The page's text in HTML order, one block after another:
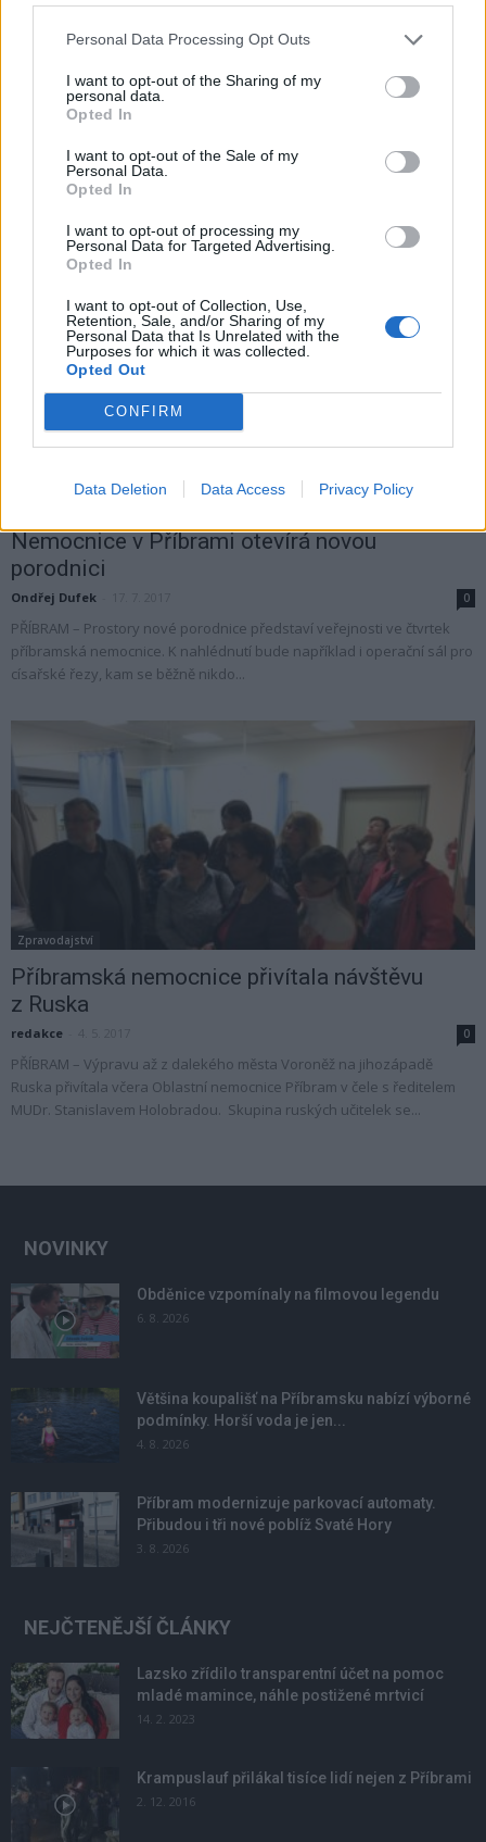
Personal Data Processing Opt Outs
I want to opt-out of the Sharing of my
personal data.
Opted In
I want to opt-out of the Sale of my
Personal Data.
Opted In
I want to opt-out of processing my
Personal Data for Targeted Advertising.
Opted In
I want to opt-out of Collection, Use,
Retention, Sale, and/or Sharing of my
Personal Data that Is Unrelated with the
Purposes for which it was collected.
Opted Out
CONFIRM
Data Deletion Data Access Privacy Policy
Nové televize zpříjemní pobyt pacientům
- 22. 4. 2018
PŘÍBRAM – Zástupci příbramské firmy Czech Computer, která se
v pátek 20. dubna řediteli příbramské nemocnice...
Nemocnice v Příbrami otevírá novou
porodnici
Ondřej Dufek 0
PŘÍBRAM – Prostory nové porodnice představí veřejnosti ve čtvrtek
příbramská nemocnice. K nahlédnutí bude například i operační sál pro
císařské řezy, kam se běžně nikdo...
Zpravodajství
Příbramská nemocnice přivítala návštěvu
z Ruska
redakce 0
PŘÍBRAM – Výpravu až z dalekého města Voroněž na jihozápadě
Ruska přivítala včera Oblastní nemocnice Příbram v čele s ředitelem
MUDr. Stanislavem Holobradou. Skupina ruských učitelek se...
NOVINKY
Obděnice vzpomínaly na filmovou legendu
6. 8. 2026
Většina koupališť na Příbramsku nabízí výborné
podmínky. Horší voda je jen...
4. 8. 2026
Příbram modernizuje parkovací automaty.
Přibudou i tři nové poblíž Svaté Hory
3. 8. 2026
NEJČTENĚJŠÍ ČLÁNKY
Lazsko zřídilo transparentní účet na pomoc
mladé mamince, náhle postižené mrtvicí
14. 2. 2023
Krampuslauf přilákal tisíce lidí nejen z Příbrami
2. 12. 2016